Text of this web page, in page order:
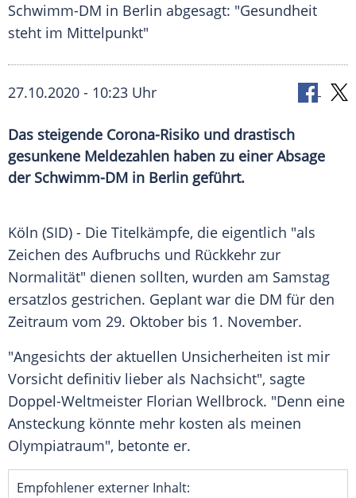
Schwimm-DM in Berlin abgesagt: "Gesundheit
steht im Mittelpunkt"
27.10.2020 - 10:23 Uhr
Das steigende Corona-Risiko und drastisch
gesunkene Meldezahlen haben zu einer Absage
der Schwimm-DM in Berlin geführt.
Köln (SID) - Die Titelkämpfe, die eigentlich "als
Zeichen des Aufbruchs und Rückkehr zur
Normalität" dienen sollten, wurden am Samstag
ersatzlos gestrichen. Geplant war die DM für den
Zeitraum vom 29. Oktober bis 1. November.
"Angesichts der aktuellen Unsicherheiten ist mir
Vorsicht definitiv lieber als Nachsicht", sagte
Doppel-Weltmeister Florian Wellbrock. "Denn eine
Ansteckung könnte mehr kosten als meinen
Olympiatraum", betonte er.
Empfohlener externer Inhalt: